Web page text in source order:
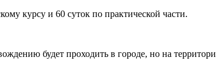
курсу и 60 суток по практической части.
будет проходить в городе, но на